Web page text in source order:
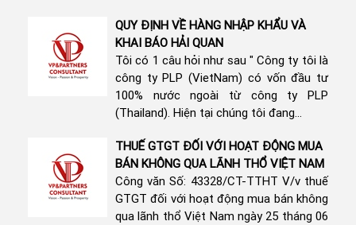
QUY ĐỊNH VỀ HÀNG NHẬP KHẨU VÀ
KHAI BÁO HẢI QUAN
Tôi có 1 câu hỏi như sau " Công ty tôi là
công ty PLP (VietNam) có vốn đầu tư
100% nước ngoài từ công ty PLP
(Thailand). Hiện tại chúng tôi đang...
THUẾ GTGT ĐỐI VỚI HOẠT ĐỘNG MUA
BÁN KHÔNG QUA LÃNH THỔ VIỆT NAM
Công văn Số: 43328/CT-TTHT V/v thuế
GTGT đối với hoạt động mua bán không
qua lãnh thổ Việt Nam ngày 25 tháng 06